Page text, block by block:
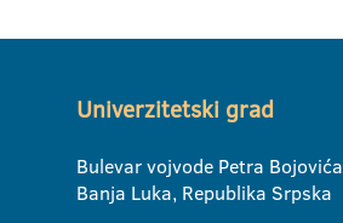
Univerzitetski grad
Bulevar vojvode Petra Bojovića
Banja Luka, Republika Srpska